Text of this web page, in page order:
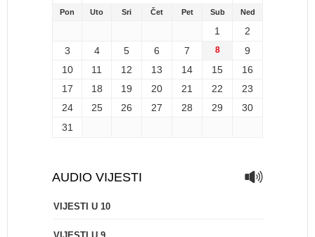
Pon Uto Sri Čet Pet Sub Ned
1
2
3
4 5 6 7 8
9
10
11 12 13 14 15
16
17
18 19 20 21 22
23
24
25 26 27 28 29
30
31
AUDIO VIJESTI
VIJESTI U 10